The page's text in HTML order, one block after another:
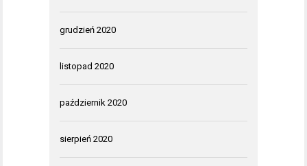
grudzień 2020
listopad 2020
październik 2020
sierpień 2020